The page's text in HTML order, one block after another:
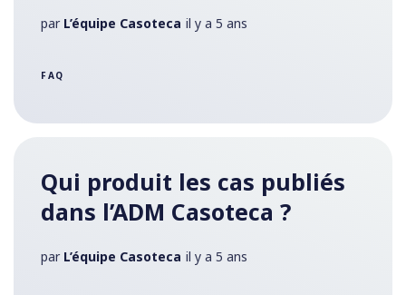
par L’équipe Casoteca il y a 5 ans
FAQ
Qui produit les cas publiés
dans l’ADM Casoteca ?
par L’équipe Casoteca il y a 5 ans